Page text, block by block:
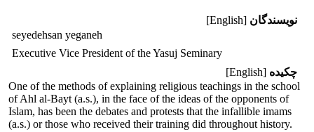
نویسندگان [English]
seyedehsan yeganeh
Executive Vice President of the Yasuj Seminary
چکیده [English]
One of the methods of explaining religious teachings in the school
of Ahl al-Bayt (a.s.), in the face of the ideas of the opponents of
Islam, has been the debates and protests that the infallible imams
(a.s.) or those who received their training did throughout history.